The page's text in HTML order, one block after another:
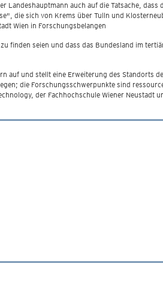
auch auf die Tatsache, dass
die sich von Krems über Tulln und
Wien in Forschungsbelangen
finden seien und dass das Bundesland im
auf und stellt eine Erweiterung des Standorts
die Forschungsschwerpunkte sind
der Fachhochschule Wiener